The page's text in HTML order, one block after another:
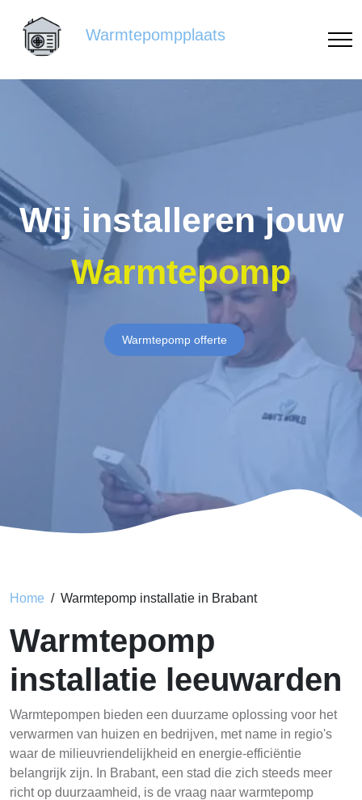
Warmtepompplaats
Wij installeren jouw
Warmtepomp
Warmtepomp offerte
Home Warmtepomp installatie in Brabant
Warmtepomp
installatie leeuwarden
Warmtepompen bieden een duurzame oplossing voor het
verwarmen van huizen en bedrijven, met name in regio's
waar de milieuvriendelijkheid en energie-efficiëntie
belangrijk zijn. In Brabant, een stad die zich steeds meer
richt op duurzaamheid, is de vraag naar warmtepomp